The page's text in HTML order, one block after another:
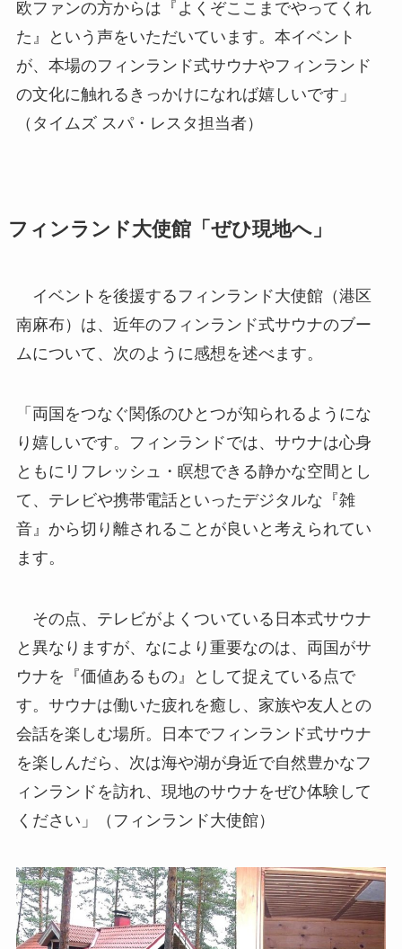
欧ファンの方からは『よくぞここまでやってくれ
た』という声をいただいています。本イベント
が、本場のフィンランド式サウナやフィンランド
の文化に触れるきっかけになれば嬉しいです」
（タイムズ スパ・レスタ担当者）
フィンランド大使館「ぜひ現地へ」
イベントを後援するフィンランド大使館（港区
南麻布）は、近年のフィンランド式サウナのブー
ムについて、次のように感想を述べます。
「両国をつなぐ関係のひとつが知られるようにな
り嬉しいです。フィンランドでは、サウナは心身
ともにリフレッシュ・瞑想できる静かな空間とし
て、テレビや携帯電話といったデジタルな『雑
音』から切り離されることが良いと考えられてい
ます。
その点、テレビがよくついている日本式サウナ
と異なりますが、なにより重要なのは、両国がサ
ウナを『価値あるもの』として捉えている点で
す。サウナは働いた疲れを癒し、家族や友人との
会話を楽しむ場所。日本でフィンランド式サウナ
を楽しんだら、次は海や湖が身近で自然豊かなフ
ィンランドを訪れ、現地のサウナをぜひ体験して
ください」（フィンランド大使館）